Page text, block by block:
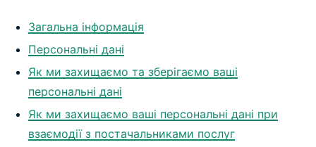
Загальна інформація
Персональні дані
Як ми захищаємо та зберігаємо ваші
персональні дані
Як ми захищаємо ваші персональні дані при
взаємодії з постачальниками послуг